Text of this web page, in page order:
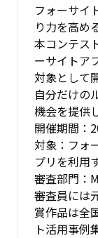
フォーサイ
り力を高め
本コンテス
ーサイトア
対象として
自分だけの
機会を提供
開催期間：
対象：フォ
プリを利用
審査部門：
審査員には
賞作品は全
ト活用事例